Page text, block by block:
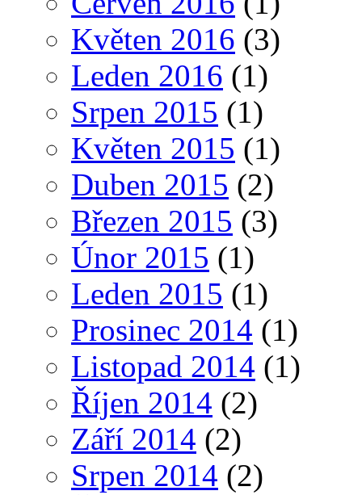
Květen 2016 (3)
Leden 2016 (1)
Srpen 2015 (1)
Květen 2015 (1)
Duben 2015 (2)
Březen 2015 (3)
Únor 2015 (1)
Leden 2015 (1)
Prosinec 2014 (1)
Listopad 2014 (1)
Říjen 2014 (2)
Září 2014 (2)
Srpen 2014 (2)